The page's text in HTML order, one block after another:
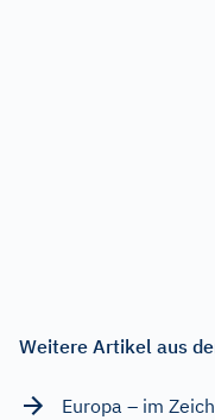
Weitere Artikel aus
Europa – im